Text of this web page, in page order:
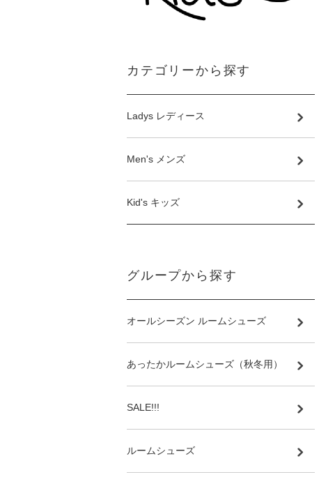
カテゴリーから探す
Ladys レディース
Men's メンズ
Kid's キッズ
グループから探す
オールシーズン ルームシューズ
あったかルームシューズ（秋冬用）
SALE!!!
ルームシューズ